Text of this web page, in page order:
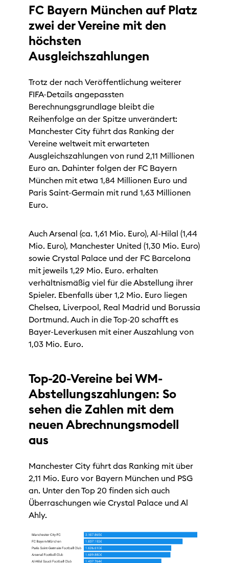
FC Bayern München auf Platz
zwei der Vereine mit den
höchsten
Ausgleichszahlungen
Trotz der nach Veröffentlichung weiterer
FIFA-Details angepassten
Berechnungsgrundlage bleibt die
Reihenfolge an der Spitze unverändert:
Manchester City führt das Ranking der
Vereine weltweit mit erwarteten
Ausgleichszahlungen von rund 2,11 Millionen
Euro an. Dahinter folgen der FC Bayern
München mit etwa 1,84 Millionen Euro und
Paris Saint-Germain mit rund 1,63 Millionen
Euro.
Auch Arsenal (ca. 1,61 Mio. Euro), Al-Hilal (1,44
Mio. Euro), Manchester United (1,30 Mio. Euro)
sowie Crystal Palace und der FC Barcelona
mit jeweils 1,29 Mio. Euro. erhalten
verhältnismäßig viel für die Abstellung ihrer
Spieler. Ebenfalls über 1,2 Mio. Euro liegen
Chelsea, Liverpool, Real Madrid und Borussia
Dortmund. Auch in die Top-20 schafft es
Bayer-Leverkusen mit einer Auszahlung von
1,03 Mio. Euro.
Top-20-Vereine bei WM-
Abstellungszahlungen: So
sehen die Zahlen mit dem
neuen Abrechnungsmodell
aus
Manchester City führt das Ranking mit über
2,11 Mio. Euro vor Bayern München und PSG
an. Unter den Top 20 finden sich auch
Überraschungen wie Crystal Palace und Al
Ahly.